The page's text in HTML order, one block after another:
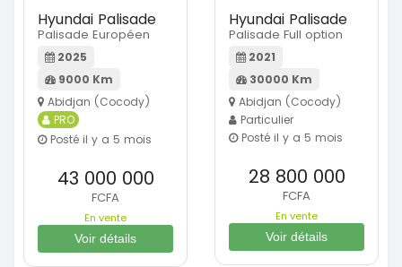
Hyundai Palisade
Palisade Européen
2025
9000 Km
Abidjan (Cocody)
PRO
Posté il y a 5 mois
43 000 000
FCFA
En vente
Voir détails
Hyundai Palisade
Palisade Full option
2021
30000 Km
Abidjan (Cocody)
Particulier
Posté il y a 5 mois
28 800 000
FCFA
En vente
Voir détails